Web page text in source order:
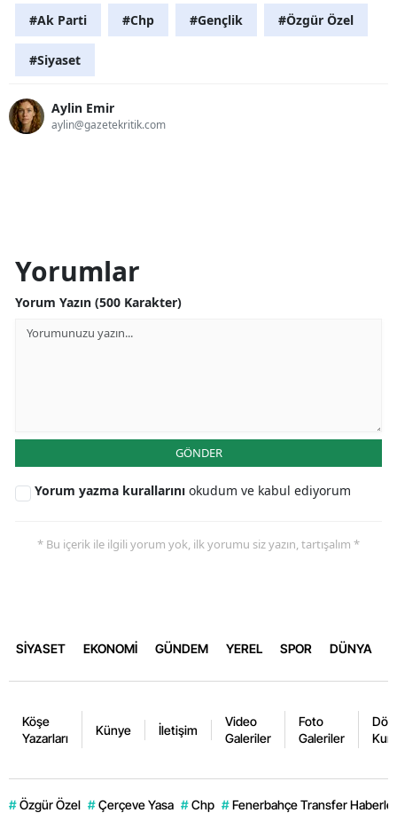
#Ak Parti #Chp #Gençlik #Özgür Özel
#Siyaset
Aylin Emir
aylin@gazetekritik.com
Yorumlar
Yorum Yazın (500 Karakter)
GÖNDER
Yorum yazma kurallarını okudum ve kabul ediyorum
* Bu içerik ile ilgili yorum yok, ilk yorumu siz yazın, tartışalım *
SİYASET EKONOMİ GÜNDEM YEREL SPOR DÜNYA
Köşe
Yazarları
Künye İletişim
Video
Galeriler
Foto
Galeriler
# Özgür Özel # Çerçeve Yasa # Chp # Fenerbahçe Transfer